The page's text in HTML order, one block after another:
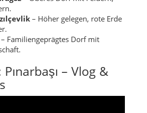
– Höher gelegen, rote Erde
– Familiengeprägtes Dorf mit
– Vlog &